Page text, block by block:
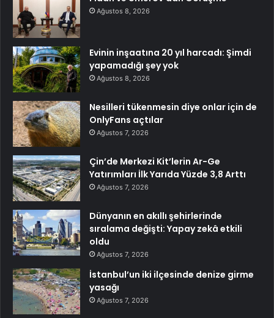
Ağustos 8, 2026
Evinin inşaatına 20 yıl harcadı: Şimdi
yapamadığı şey yok
Ağustos 8, 2026
Nesilleri tükenmesin diye onlar için de
OnlyFans açtılar
Ağustos 7, 2026
Çin’de Merkezi Kit’lerin Ar-Ge
Yatırımları İlk Yarıda Yüzde 3,8 Arttı
Ağustos 7, 2026
Dünyanın en akıllı şehirlerinde
sıralama değişti: Yapay zekâ etkili
oldu
Ağustos 7, 2026
İstanbul’un iki ilçesinde denize girme
yasağı
Ağustos 7, 2026